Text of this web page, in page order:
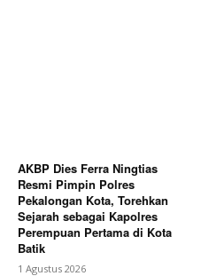
AKBP Dies Ferra Ningtias
Resmi Pimpin Polres
Pekalongan Kota, Torehkan
Sejarah sebagai Kapolres
Perempuan Pertama di Kota
Batik
1 Agustus 2026